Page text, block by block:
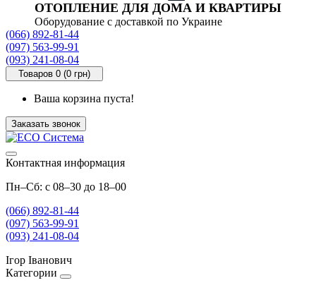
ОТОПЛЕНИЕ ДЛЯ ДОМА И КВАРТИРЫ
Оборудование с доставкой по Украине
(066) 892-81-44
(097) 563-99-91
(093) 241-08-04
Товаров 0 (0 грн)
Ваша корзина пуста!
Заказать звонок
Контактная информация
Пн–Сб: с 08–30 до 18–00
(066) 892-81-44
(097) 563-99-91
(093) 241-08-04
Ігор Іванович
Категории